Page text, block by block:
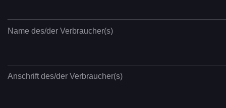
Name des/der Verbraucher(s)
Anschrift des/der Verbraucher(s)